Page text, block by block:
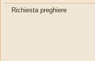
Richiesta preghiere